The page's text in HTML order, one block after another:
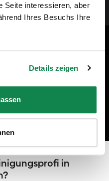
Seite interessieren, aber
Ihres Besuchs Ihre
Details zeigen
Batmaid
Spass!
in